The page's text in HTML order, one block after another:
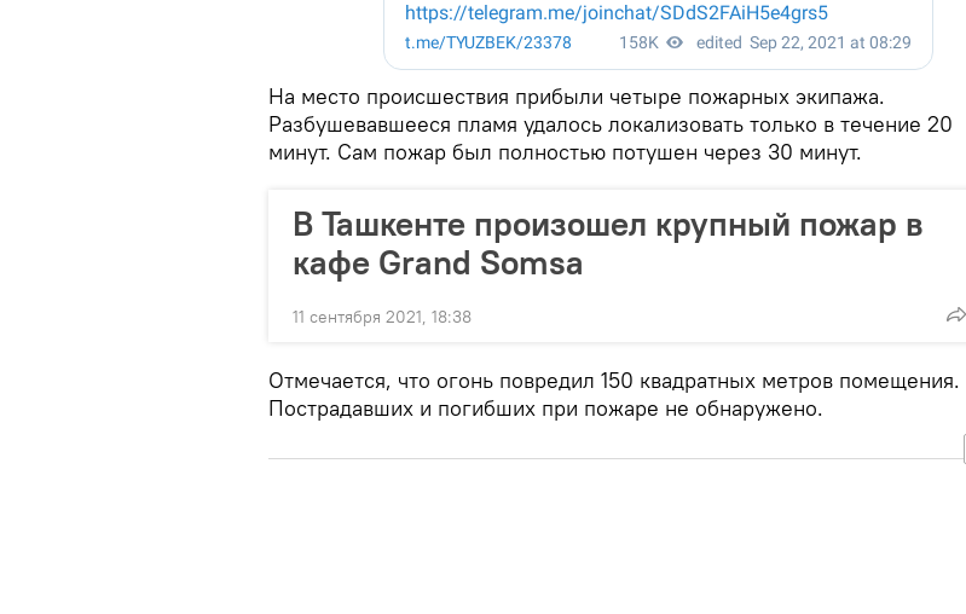
На место происшествия прибыли четыре пожарных экипажа.
Разбушевавшееся пламя удалось локализовать только в течение 20
минут. Сам пожар был полностью потушен через 30 минут.
В Ташкенте произошел крупный пожар в
кафе Grand Somsa
11 сентября 2021, 18:38
Отмечается, что огонь повредил 150 квадратных метров помещения.
Пострадавших и погибших при пожаре не обнаружено.